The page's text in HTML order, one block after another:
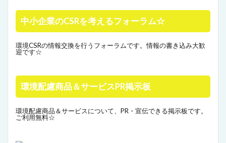
中小企業のCSRを考えるフォーラム☆
環境CSRの情報交換を行うフォーラムです。情報の書き込み大歓
迎です☆
環境配慮商品＆サービスPR掲示板
環境配慮商品＆サービスについて、PR・宣伝できる掲示板です。
ご利用無料☆